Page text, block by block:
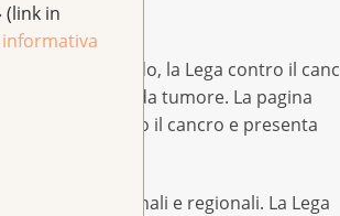
(link in
informativa
In tal modo, la Lega contro il
affette da tumore. La pagina
svizzera contro il cancro e presenta
il cancro cantonali e regionali. La Lega